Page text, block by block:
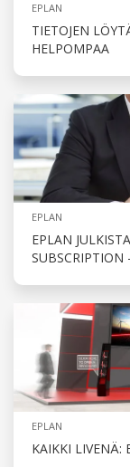
EPLAN
TIETOJEN
HELPOMPAA
EPLAN
EPLAN
EPLAN
KAIKKI LIVENÄ: